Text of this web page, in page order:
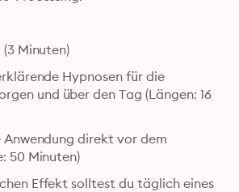
Hypnosen für die
und über den Tag (Längen: 16
Anwendung direkt vor dem
50 Minuten)
Effekt solltest du täglich eines